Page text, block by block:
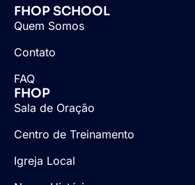
FHOP SCHOOL
Quem Somos
Contato
FAQ
FHOP
Sala de Oração
Centro de Treinamento
Igreja Local